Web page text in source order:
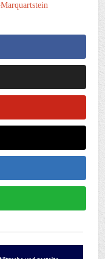
Marquartstein